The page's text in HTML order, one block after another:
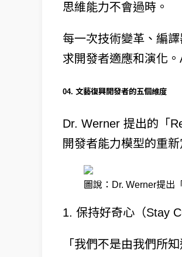
思維能力不會過時。
每一次技術變革、編
求開發者適應和演化。
04. 文藝復興開發者的五個維度
Dr. Werner 提出的「
開發者能力模型的重新
圖說：Dr. Werner提出
1. 保持好奇心（Stay
「我們不是由我們所